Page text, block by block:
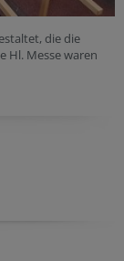
die die
Hl. Messe waren